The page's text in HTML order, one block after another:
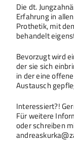
Die dt.
Erfahrung in
Prothetik, mit
behandelt
Bevorzugt wird
der sie sich
in der eine
Austausch
Interessiert?!
Für weitere
oder schreiben